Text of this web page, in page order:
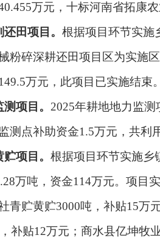
万元，十标河南省拓康
田项目。 根据项目环节实施
粉碎深耕还田项目区为实施
万元，此项目已实施结束
项目。 2025年耕地地力监
测点补助资金1.5万元，共利
贮项目 。 根据项目环节实施乡
万吨，资金114万元。项目
青贮黄贮3000吨，补贴15万
补贴12万元；商水县亿坤牧